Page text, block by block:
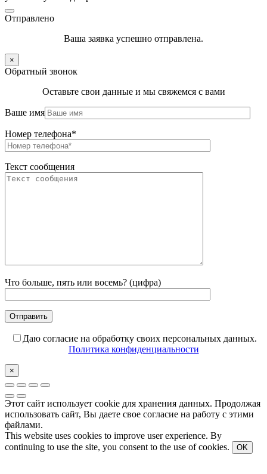
Отправлено
Ваша заявка успешно отправлена.
×
Обратный звонок
Оставьте свои данные и мы свяжемся с вами
Ваше имя
Номер телефона*
Текст сообщения
Что больше, пять или восемь? (цифра)
Даю согласие на обработку своих персональных данных.
Политика конфиденциальности
×
Этот сайт использует cookie для хранения данных. Продолжая
использовать сайт, Вы даете свое согласие на работу с этими
файлами.
This website uses cookies to improve user experience. By
continuing to use the site, you consent to the use of cookies.
OK